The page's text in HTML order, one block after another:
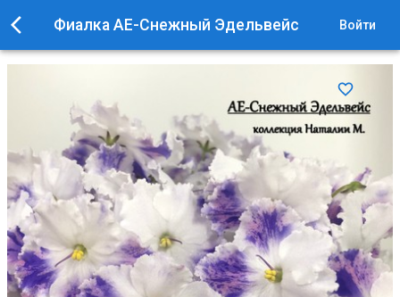
Фиалка АЕ-Снежный Эдельвейс Войти